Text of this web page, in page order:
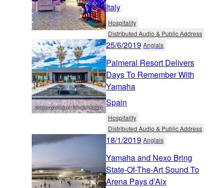
Italy
Hospitality
Distributed Audio & Public Address
25/6/2019 Anglais
Palmeral Resort Delivers
Days To Remember With
Yamaha
Spain
Hospitality
Distributed Audio & Public Address
18/1/2019 Anglais
Yamaha and Nexo Bring
State-Of-The-Art Sound To
Arena Pays d’Aix